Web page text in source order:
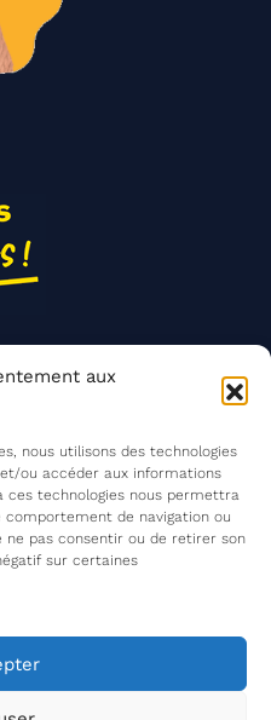
aux
nous utilisons des technologies
ou accéder aux informations
ces technologies nous permettra
de navigation ou
ne pas consentir ou de retirer son
sur certaines
du